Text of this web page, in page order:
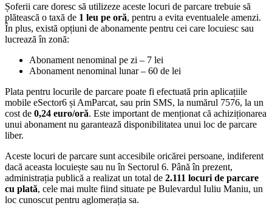
Șoferii care doresc să utilizeze aceste locuri de parcare trebuie să
plătească o taxă de 1 leu pe oră, pentru a evita eventualele amenzi.
În plus, există opțiuni de abonamente pentru cei care locuiesc sau
lucrează în zonă:
Abonament nenominal pe zi – 7 lei
Abonament nenominal lunar – 60 de lei
Plata pentru locurile de parcare poate fi efectuată prin aplicațiile
mobile eSector6 și AmParcat, sau prin SMS, la numărul 7576, la un
cost de 0,24 euro/oră. Este important de menționat că achiziționarea
unui abonament nu garantează disponibilitatea unui loc de parcare
liber.
Aceste locuri de parcare sunt accesibile oricărei persoane, indiferent
dacă aceasta locuiește sau nu în Sectorul 6. Până în prezent,
administrația publică a realizat un total de 2.111 locuri de parcare
cu plată, cele mai multe fiind situate pe Bulevardul Iuliu Maniu, un
loc cunoscut pentru aglomerația sa.